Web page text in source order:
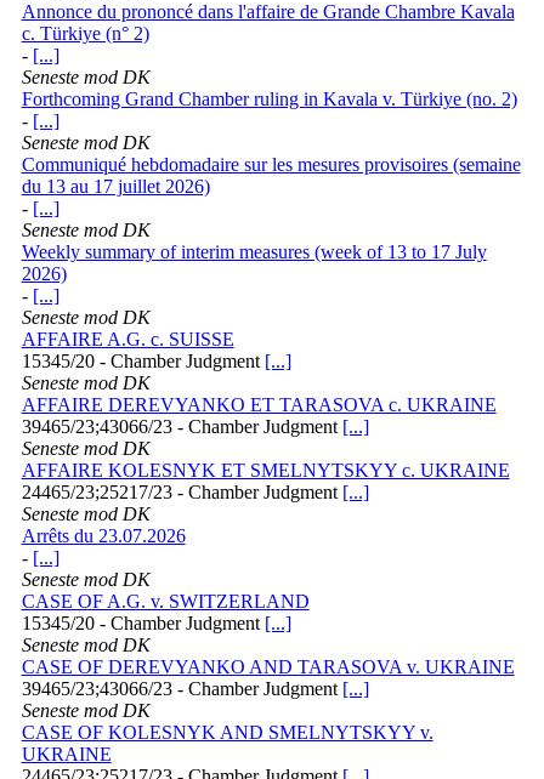
Annonce du prononcé dans l'affaire de Grande Chambre Kavala
c. Türkiye (n° 2)
- [...]
Seneste mod DK
Forthcoming Grand Chamber ruling in Kavala v. Türkiye (no. 2)
- [...]
Seneste mod DK
Communiqué hebdomadaire sur les mesures provisoires (semaine
du 13 au 17 juillet 2026)
- [...]
Seneste mod DK
Weekly summary of interim measures (week of 13 to 17 July
2026)
- [...]
Seneste mod DK
AFFAIRE A.G. c. SUISSE
15345/20 - Chamber Judgment [...]
Seneste mod DK
AFFAIRE DEREVYANKO ET TARASOVA c. UKRAINE
39465/23;43066/23 - Chamber Judgment [...]
Seneste mod DK
AFFAIRE KOLESNYK ET SMELNYTSKYY c. UKRAINE
24465/23;25217/23 - Chamber Judgment [...]
Seneste mod DK
Arrêts du 23.07.2026
- [...]
Seneste mod DK
CASE OF A.G. v. SWITZERLAND
15345/20 - Chamber Judgment [...]
Seneste mod DK
CASE OF DEREVYANKO AND TARASOVA v. UKRAINE
39465/23;43066/23 - Chamber Judgment [...]
Seneste mod DK
CASE OF KOLESNYK AND SMELNYTSKYY v.
UKRAINE